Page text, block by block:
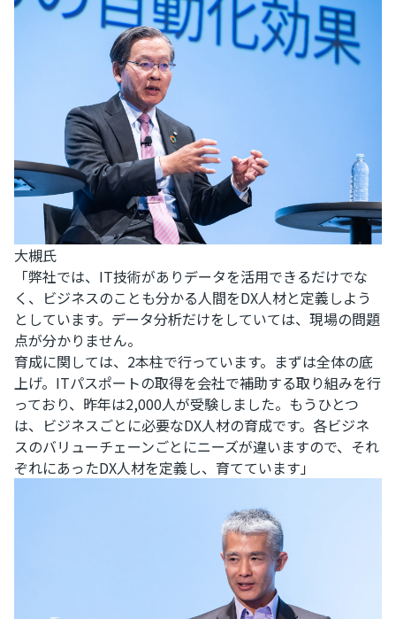
大槻氏
「弊社では、IT技術がありデータを活用できるだけでな
く、ビジネスのことも分かる人間をDX人材と定義しよう
としています。データ分析だけをしていては、現場の問題
点が分かりません。
育成に関しては、2本柱で行っています。まずは全体の底
上げ。ITパスポートの取得を会社で補助する取り組みを行
っており、昨年は2,000人が受験しました。もうひとつ
は、ビジネスごとに必要なDX人材の育成です。各ビジネ
スのバリューチェーンごとにニーズが違いますので、それ
ぞれにあったDX人材を定義し、育てています」